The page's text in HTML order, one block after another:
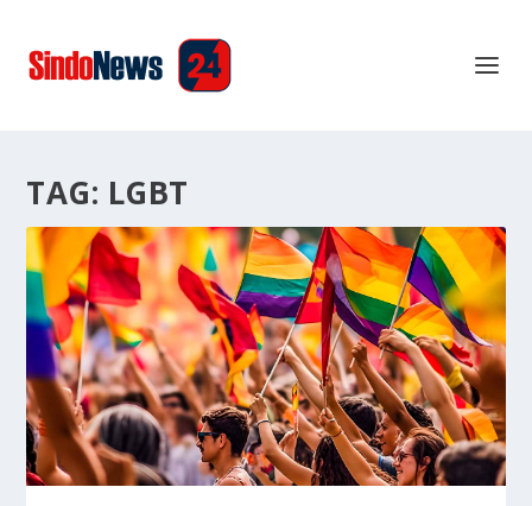
TAG: LGBT